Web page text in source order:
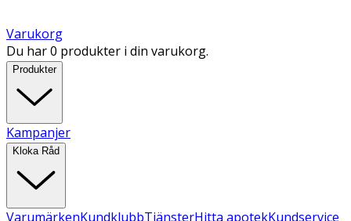
Varukorg
Du har 0 produkter i din varukorg.
Produkter
Kampanjer
Kloka Råd
VarumärkenKundklubbTjänsterHitta apotekKundservice